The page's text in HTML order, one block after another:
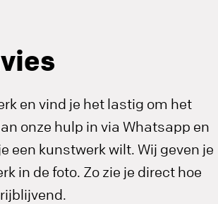
en vind je het lastig om het
onze hulp in via Whatsapp en
een kunstwerk wilt. Wij geven je
in de foto. Zo zie je direct hoe